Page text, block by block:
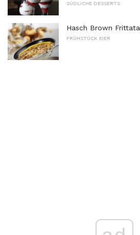
SÜDLICHE DESSERTS
Hasch Brown Frittata
FRÜHSTÜCK EIER